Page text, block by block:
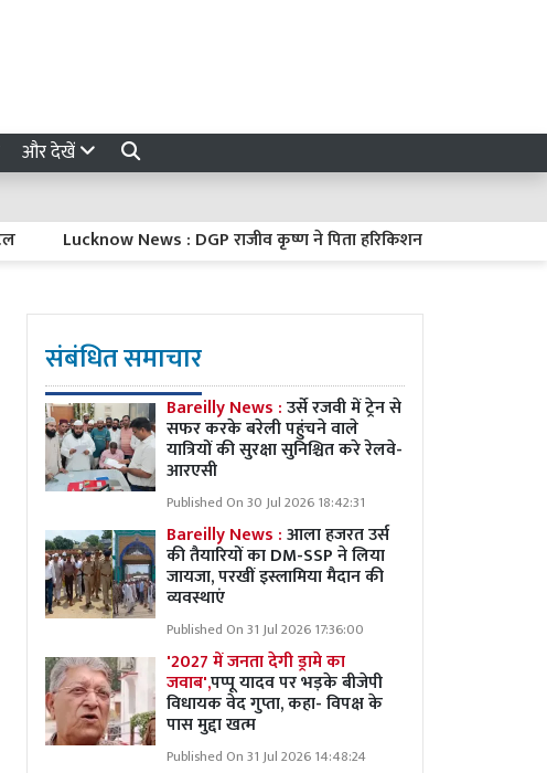
और देखें
Lucknow News : DGP राजीव कृष्ण ने पिता हरिकिशन मित्तल को दी मुखाग्नि,
संबंधित समाचार
Bareilly News :उर्से रजवी में ट्रेन से
सफर करके बरेली पहुंचने वाले
यात्रियों की सुरक्षा सुनिश्चित करे रेलवे-
आरएसी
Published On 30 Jul 2026 18:42:31
Bareilly News :आला हजरत उर्स
की तैयारियों का DM-SSP ने लिया
जायजा, परखीं इस्लामिया मैदान की
व्यवस्थाएं
Published On 31 Jul 2026 17:36:00
'2027 में जनता देगी ड्रामे का
जवाब',पप्पू यादव पर भड़के बीजेपी
विधायक वेद गुप्ता, कहा- विपक्ष के
पास मुद्दा खत्म
Published On 31 Jul 2026 14:48:24